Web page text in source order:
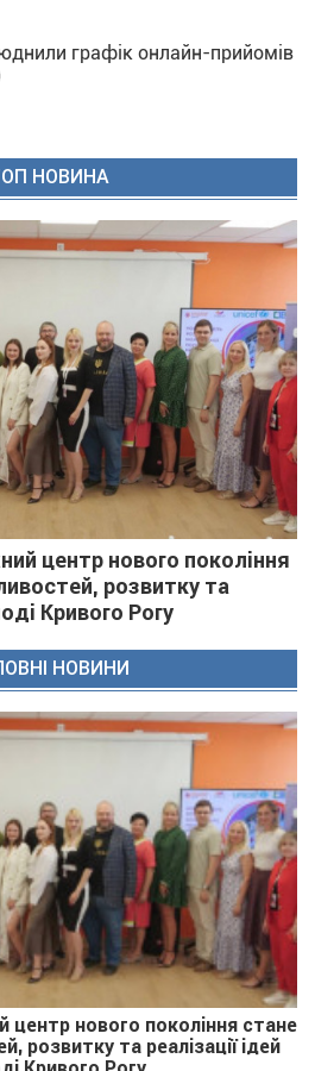
графік онлайн-прийомів
НОВИНА
центр нового покоління
розвитку та
Кривого Рогу
НОВИНИ
центр нового покоління стане
розвитку та реалізації ідей